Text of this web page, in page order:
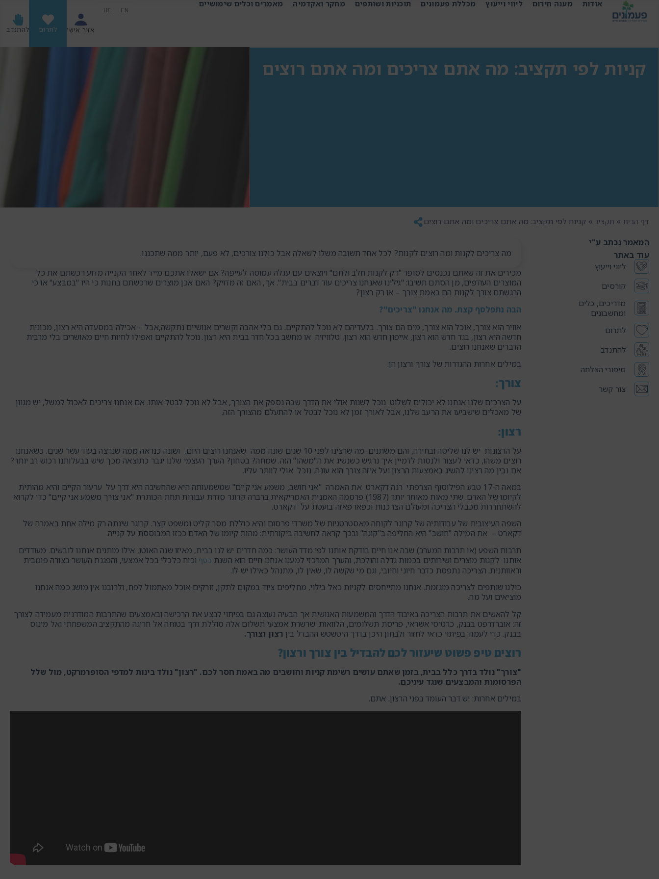
אודות מענה חירום ליווי וייעוץ מכללת פעמונים תוכניות ושותפים מחקר ואקדמיה מאמרים וכלים שימושיים
EN
HE
אזור אישי לתרום להתנדב
קניות לפי תקציב: מה אתם צריכים ומה אתם רוצים
דף הבית » תקציב » קניות לפי תקציב: מה אתם צריכים ומה אתם רוצים
המאמר נכתב ע"י
עוד באתר
ליווי וייעוץ
קורסים
מדריכים, כלים
ומחשבונים
לתרום
להתנדב
סיפורי הצלחה
צור קשר
מה צריכים לקנות ומה רוצים לקנות? לכל אחד תשובה משלו לשאלה אבל כולנו צורכים, לא פעם, יותר ממה שתכננו.
מכירים את זה שאתם נכנסים לסופר "רק לקנות חלב ולחם" ויוצאים עם עגלה עמוסה לעייפה? אם ישאלו אתכם מייד לאחר הקנייה מדוע רכשתם את כל
המוצרים העודפים, מן הסתם תשיבו: "גילינו שאנחנו צריכים עוד דברים בבית". אך, האם זה מדויק? האם אכן מוצרים שרכשתם בחנות כי היו "במבצע" או כי
הרגשתם צורך לקנות הם באמת צורך – או רק רצון?
הבה נתפלסף קצת. מה אנחנו "צריכים"?
אוויר הוא צורך, אוכל הוא צורך, מים הם צורך. בלעדיהם לא נוכל להתקיים. גם בלי אהבה וקשרים אנושיים נתקשה,אבל – אכילה במסעדה היא רצון, מכונית
חדשה היא רצון, בגד חדש הוא רצון, אייפון חדש הוא רצון, טלוויזיה או מחשב בכל חדר בבית היא רצון. נוכל להתקיים ואפילו לחיות חיים מאושרים בלי מרבית
הדברים שאנחנו רוצים.
במילים אחרות ההגדרות של צורך ורצון הן:
צורך:
על הצרכים שלנו אנחנו לא יכולים לשלוט. נוכל לשנות אולי את הדרך שבה נספק את הצורך, אבל לא נוכל לבטל אותו. אם אנחנו צריכים לאכול למשל, יש מגוון
של מאכלים שישביעו את הרעב שלנו, אבל לאורך זמן לא נוכל לבטל או להתעלם מהצורך הזה.
רצון:
על הרצונות יש לנו שליטה ובחירה, והם משתנים. מה שרצינו לפני 10 שנים שונה ממה שאנחנו רוצים היום, ושונה כנראה ממה שנרצה בעוד עשר שנים. כשאנחנו
רוצים משהו, כדאי לעצור ולנסות לדמיין איך נרגיש כשנשיג את ה"משהו" הזה. שמחה? בטחון? הערך העצמי שלנו יגבר כתוצאה מכך שיש בבעלותנו רכוש רב יותר?
אם נבין מה רצינו להשיג באמצעות הרצון ועל איזה צורך הוא עונה, נוכל אולי לוותר עליו.
במאה ה-17 טבע הפילוסוף הצרפתי רנה דקארט את האמרה "אני חושב, משמע אני קיים" שמשמעותה היא שהחשיבה היא דרך על ערעור הקיים והיא מהותית
לקיומו של האדם. שתי מאות מאוחר יותר (1987) פרסמה האמנית האמריקאית ברברה קרוגר סדרת עבודות תחת הכותרת "אני צורך משמע אני קיים" כדי לקרוא
להשתחררות מכבלי הצריכה ומעולם הצרכנות וכפארפאזה בועטת על דקארט.
השפה העיצובית של עבודותיה של קרוגר לקוחה מאסטרטגיות של משרדי פרסום והיא כוללת מסר קליט ומשפט קצר. קרוגר שינתה רק מילה אחת באמרה של
דקארט – את המילה "חושב" היא החליפה ב"קונה" ובכך קראה לחשיבה ביקורתית: מהות קיומו של האדם ככזו המבוססת על קנייה.
תרבות השפע (או תרבות המערב) שבה אנו חיים בודקת אותנו לפי מדד העושר: כמה חדרים יש לנו בבית, מאיזו שנה האוטו, אילו מותגים אנחנו לובשים. מעודדים
אותנו לקנות מוצרים ושירותים בכמות גדלה והולכת, והערך המרכזי למענו אנחנו חיים הוא השגת כסף וכוח כלכלי בכל אמצעי, והפגנת העושר בצורה פומבית
וראוותנית. הצריכה נתפסת כדבר חיוני וחיובי, וגם מי שקשה לו, שאין לו, מתנהל כאילו יש לו.
כולנו שותפים לצריכה מוגזמת. אנחנו מתייחסים לקניות כאל בילוי, מחליפים ציוד במקום לתקן, זורקים אוכל מאתמול לפח, ולרובנו אין מושג כמה אנחנו
מוציאים ועל מה.
קל להאשים את תרבות הצריכה באיבוד הדרך והמשמעות האנושית אך הבעיה נעוצה גם בפיתוי לבצע את הרכישה ובאמצעים שהתרבות המודרנית מעמידה לצורך
זה: אוברדרפט בבנק, כרטיסי אשראי, פריסת תשלומים, הלוואות. שרשרת אמצעי תשלום אלה סוללת דרך בטוחה אל חריגה מהתקציב המשפחתי ואל מינוס
בבנק. כדי לעמוד בפיתוי כדאי לחזור ולבחון היכן בדרך היטשטש ההבדל בין רצון וצורך.
רוצים טיפ פשוט שיעזור לכם להבדיל בין צורך ורצון?
"צורך" נולד בדרך כלל בבית, בזמן שאתם עושים רשימת קניות וחושבים מה באמת חסר לכם. "רצון" נולד בינות למדפי הסופרמרקט, מול שלל
הפרסומות והמבצעים שנגד עיניכם.
במילים אחרות: יש דבר העומד בפני הרצון. אתם.